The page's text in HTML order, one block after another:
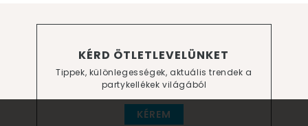
KÉRD ÖTLETLEVELÜNKET
Tippek, különlegességek, aktuális trendek a
partykellékek világából
KÉREM